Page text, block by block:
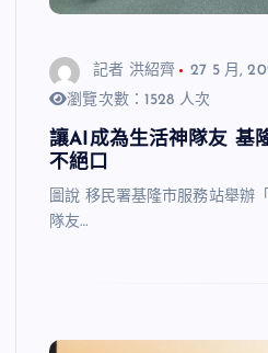
記者 洪紹齊 27 5 月,
瀏覽次數：1528 人次
讓AI成為生活神隊友 基
不絕口
圖說 移民署基隆市服務站舉辦
隊友…